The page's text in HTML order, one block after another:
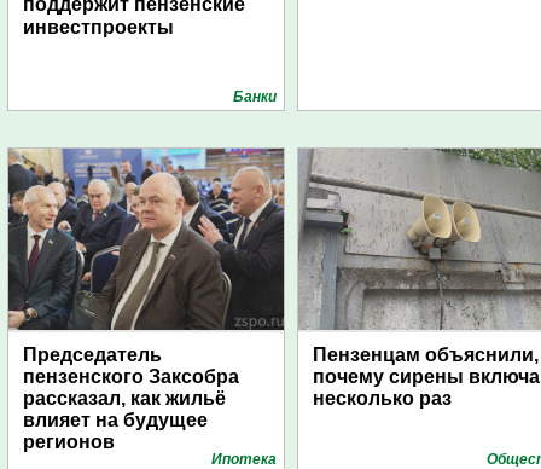
поддержит пензенские
инвестпроекты
Банки
Председатель
пензенского Заксобра
рассказал, как жильё
влияет на будущее
регионов
Ипотека
Пензенцам объяснили,
почему сирены
несколько раз